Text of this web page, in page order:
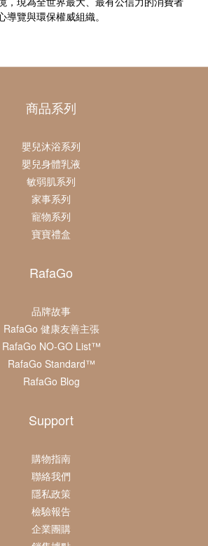
導覽與環保權威組織。
商品系列
嬰兒沐浴系列
嬰兒身體乳液
敏弱肌系列
家事系列
寵物系列
寶寶禮盒
RafaGo
品牌故事
RafaGo 健康友善主張
RafaGo NO-GO List™
RafaGo Standard™
RafaGo Blog
Support
購物指南
聯絡我們
隱私政策
檢驗報告
企業團購